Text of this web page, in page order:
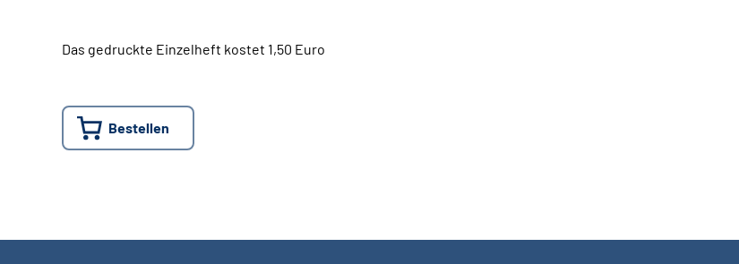
Das gedruckte Einzelheft kostet 1,50 Euro
Bestellen